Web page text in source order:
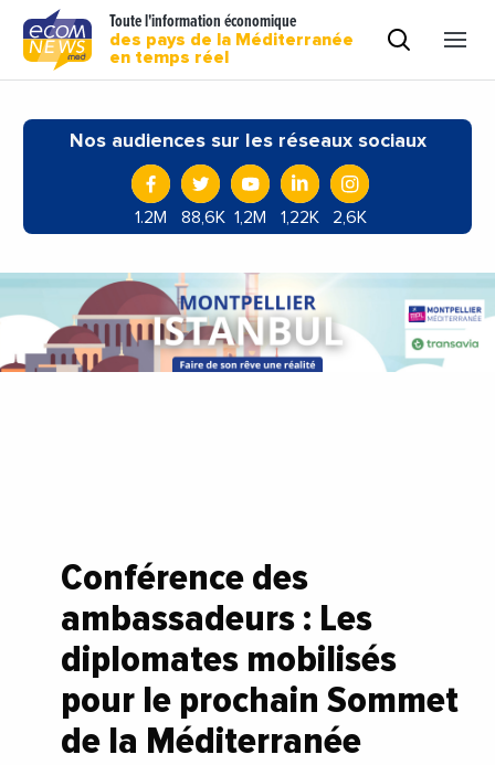
Toute l'information économique
des pays de la Méditerranée
en temps réel
Nos audiences sur les réseaux sociaux
1.2M 88,6K 1,2M 1,22K 2,6K
Conférence des
ambassadeurs : Les
diplomates mobilisés
pour le prochain Sommet
de la Méditerranée